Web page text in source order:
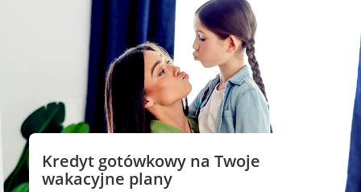
Kredyt gotówkowy na Twoje
wakacyjne plany